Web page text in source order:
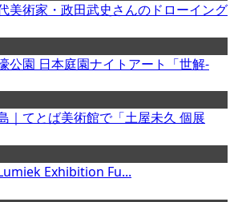
美術家・政田武史さんのドローイング
公園 日本庭園ナイトアート「世解-
｜てとば美術館で「土屋未久 個展
Exhibition Fu...